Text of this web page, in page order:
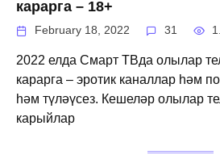
карарга – 18+
February 18, 2022 31
2022 елда Смарт ТВда олылар
карарга – эротик каналлар һәм
һәм түләүсез. Кешеләр олылар
карыйлар